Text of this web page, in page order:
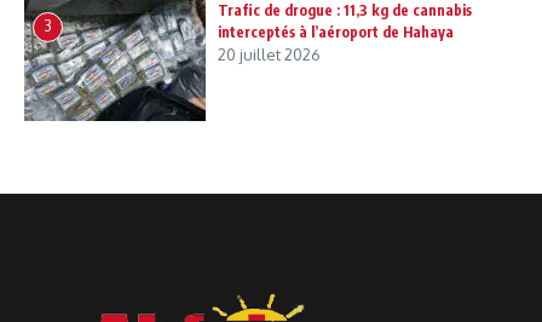
3
Trafic de drogue : 11,3 kg de cannabis
interceptés à l’aéroport de Hahaya
20 juillet 2026